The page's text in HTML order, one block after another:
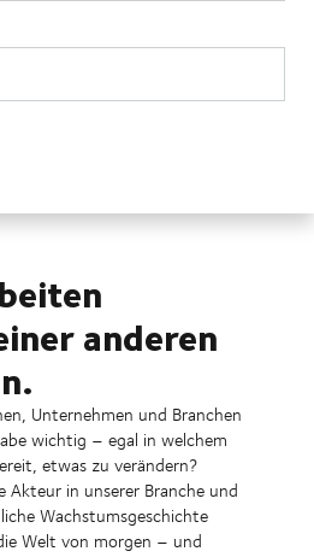
anderen
Unternehmen und Branchen
wichtig – egal in welchem
etwas zu verändern?
in unserer Branche und
Wachstumsgeschichte
Welt von morgen – und